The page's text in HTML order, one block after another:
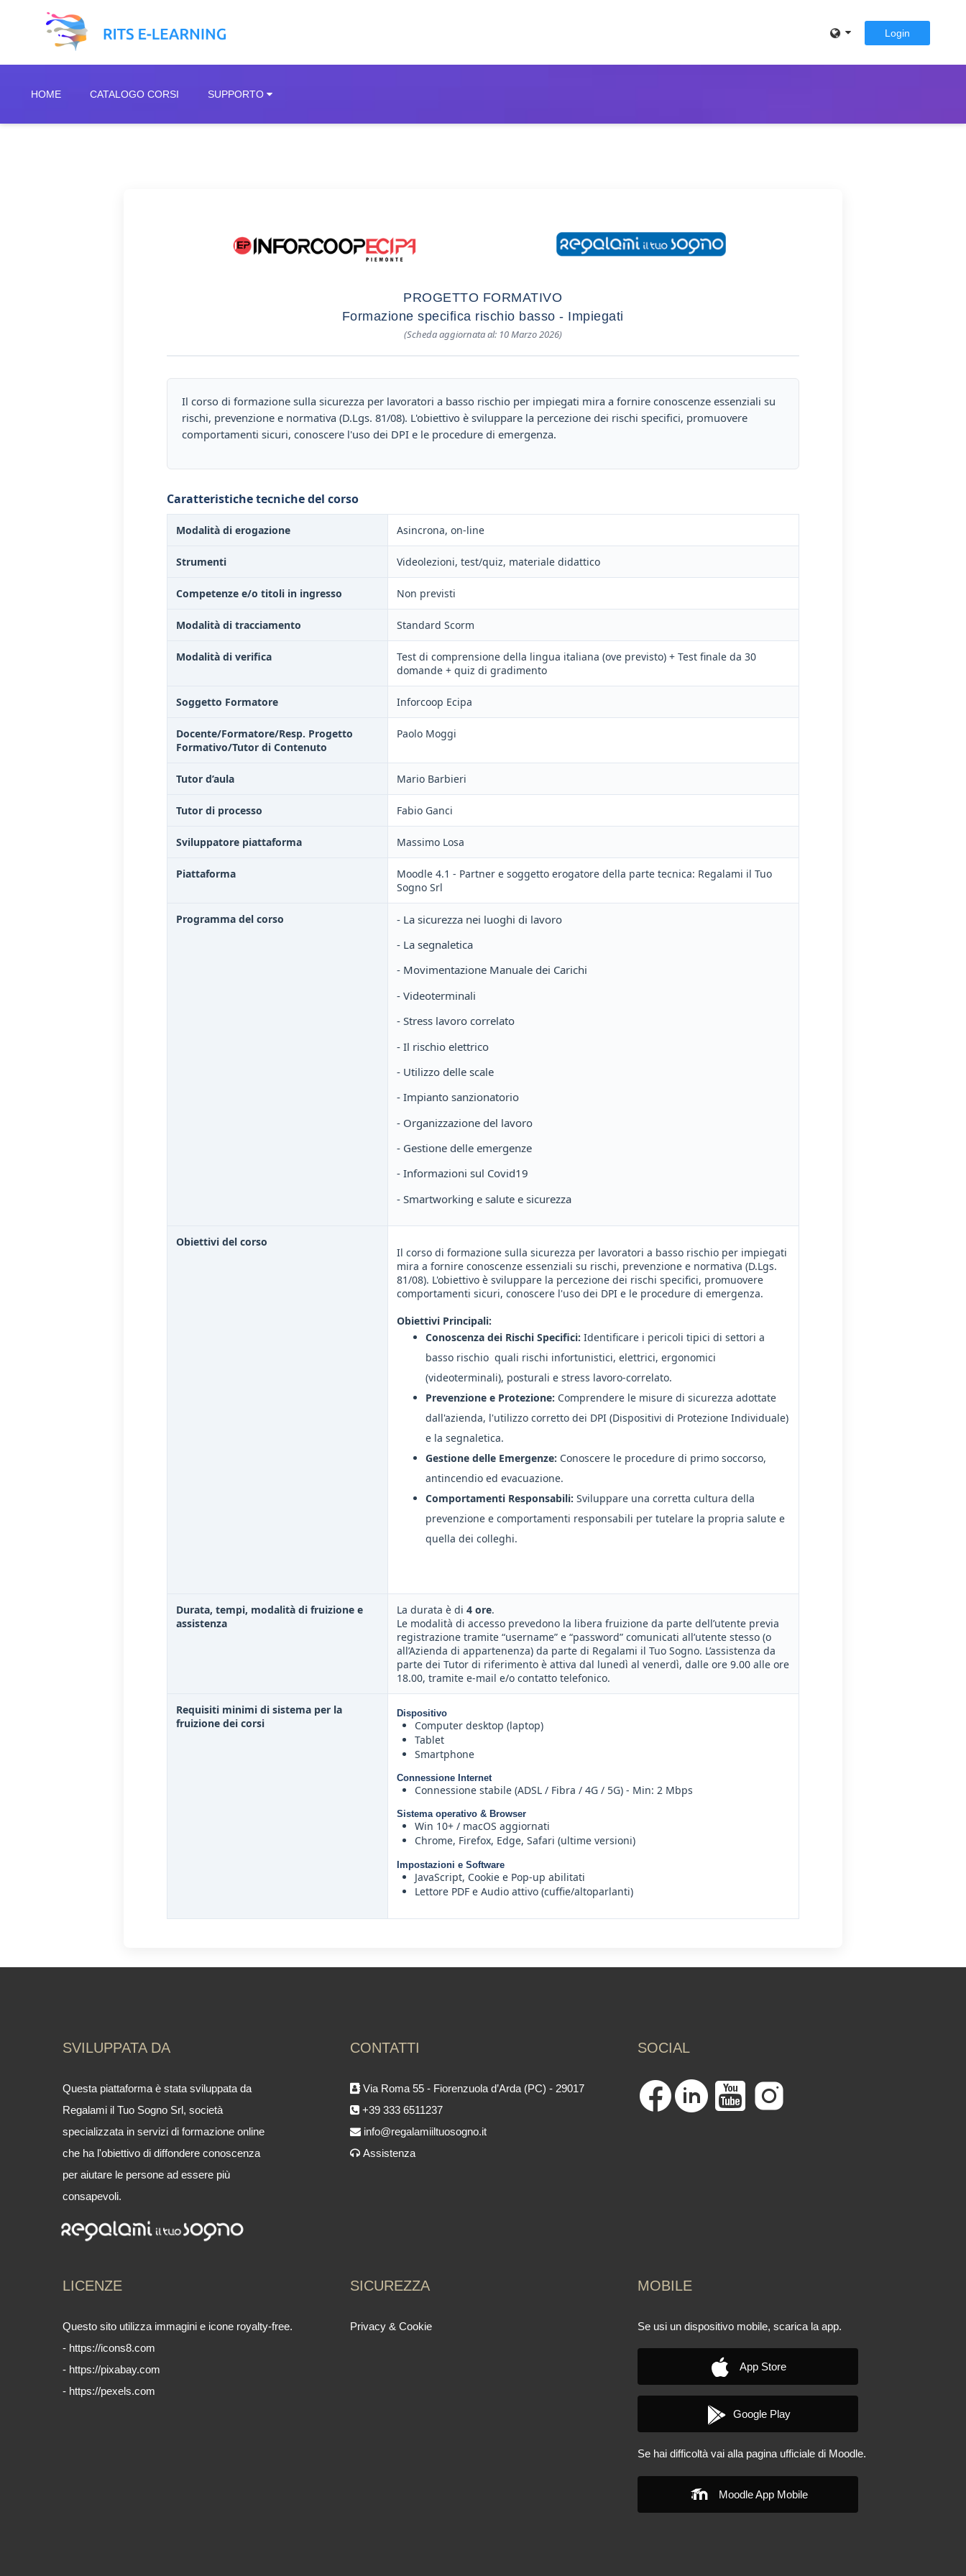
Login
HOME CATALOGO CORSI SUPPORTO
PROGETTO FORMATIVO
Formazione specifica rischio basso - Impiegati
(Scheda aggiornata al: 10 Marzo 2026)
Il corso di formazione sulla sicurezza per lavoratori a basso rischio per impiegati mira a fornire conoscenze essenziali su
rischi, prevenzione e normativa (D.Lgs. 81/08). L'obiettivo è sviluppare la percezione dei rischi specifici, promuovere
comportamenti sicuri, conoscere l'uso dei DPI e le procedure di emergenza.
Caratteristiche tecniche del corso
Modalità di erogazione Asincrona, on-line
Strumenti Videolezioni, test/quiz, materiale didattico
Competenze e/o titoli in ingresso Non previsti
Modalità di tracciamento Standard Scorm
Modalità di verifica
Test di comprensione della lingua italiana (ove previsto) + Test finale da 30
domande + quiz di gradimento
Soggetto Formatore Inforcoop Ecipa
Docente/Formatore/Resp. Progetto
Formativo/Tutor di Contenuto
Paolo Moggi
Tutor d’aula Mario Barbieri
Tutor di processo Fabio Ganci
Sviluppatore piattaforma Massimo Losa
Piattaforma
Moodle 4.1 - Partner e soggetto erogatore della parte tecnica: Regalami il Tuo
Sogno Srl
Programma del corso
- La sicurezza nei luoghi di lavoro
- La segnaletica
- Movimentazione Manuale dei Carichi
- Videoterminali
- Stress lavoro correlato
- Il rischio elettrico
- Utilizzo delle scale
- Impianto sanzionatorio
- Organizzazione del lavoro
- Gestione delle emergenze
- Informazioni sul Covid19
- Smartworking e salute e sicurezza
Obiettivi del corso
Il corso di formazione sulla sicurezza per lavoratori a basso rischio per impiegati
mira a fornire conoscenze essenziali su rischi, prevenzione e normativa (D.Lgs.
81/08). L'obiettivo è sviluppare la percezione dei rischi specifici, promuovere
comportamenti sicuri, conoscere l'uso dei DPI e le procedure di emergenza.
Obiettivi Principali:
Conoscenza dei Rischi Specifici: Identificare i pericoli tipici di settori a
basso rischio quali rischi infortunistici, elettrici, ergonomici
(videoterminali), posturali e stress lavoro-correlato.
Prevenzione e Protezione: Comprendere le misure di sicurezza adottate
dall'azienda, l'utilizzo corretto dei DPI (Dispositivi di Protezione Individuale)
e la segnaletica.
Gestione delle Emergenze: Conoscere le procedure di primo soccorso,
antincendio ed evacuazione.
Comportamenti Responsabili: Sviluppare una corretta cultura della
prevenzione e comportamenti responsabili per tutelare la propria salute e
quella dei colleghi.
Durata, tempi, modalità di fruizione e
assistenza
La durata è di 4 ore.
Le modalità di accesso prevedono la libera fruizione da parte dell’utente previa
registrazione tramite “username” e “password” comunicati all’utente stesso (o
all’Azienda di appartenenza) da parte di Regalami il Tuo Sogno. L’assistenza da
parte dei Tutor di riferimento è attiva dal lunedì al venerdì, dalle ore 9.00 alle ore
18.00, tramite e-mail e/o contatto telefonico.
Requisiti minimi di sistema per la
fruizione dei corsi
Dispositivo
Computer desktop (laptop)
Tablet
Smartphone
Connessione Internet
Connessione stabile (ADSL / Fibra / 4G / 5G) - Min: 2 Mbps
Sistema operativo & Browser
Win 10+ / macOS aggiornati
Chrome, Firefox, Edge, Safari (ultime versioni)
Impostazioni e Software
JavaScript, Cookie e Pop-up abilitati
Lettore PDF e Audio attivo (cuffie/altoparlanti)
SVILUPPATA DA
Questa piattaforma è stata sviluppata da
Regalami il Tuo Sogno Srl, società
specializzata in servizi di formazione online
che ha l'obiettivo di diffondere conoscenza
per aiutare le persone ad essere più
consapevoli.
CONTATTI
Via Roma 55 - Fiorenzuola d’Arda (PC) - 29017
+39 333 6511237
info@regalamiiltuosogno.it
Assistenza
SOCIAL
LICENZE
Questo sito utilizza immagini e icone royalty-free.
- https://icons8.com
- https://pixabay.com
- https://pexels.com
SICUREZZA
Privacy & Cookie
MOBILE
Se usi un dispositivo mobile, scarica la app.
App Store
Google Play
Se hai difficoltà vai alla pagina ufficiale di Moodle.
Moodle App Mobile